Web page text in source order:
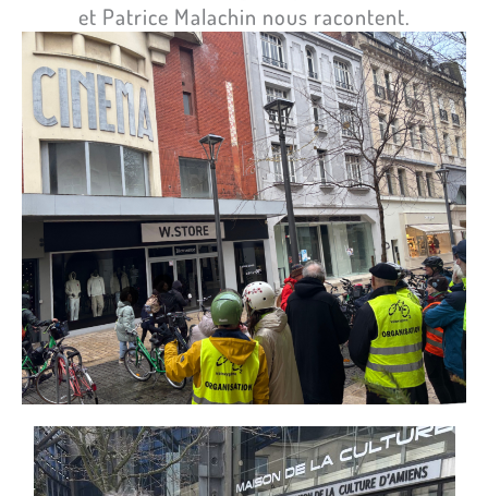
et Patrice Malachin nous racontent.